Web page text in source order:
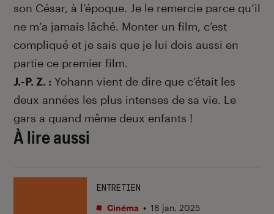
son César, à l’époque. Je le remercie parce qu’il
ne m’a jamais lâché. Monter un film, c’est
compliqué et je sais que je lui dois aussi en
partie ce premier film.
J.-P. Z. : Yohann vient de dire que c’était les
deux années les plus intenses de sa vie. Le
gars a quand même deux enfants !
À lire aussi
ENTRETIEN
Cinéma • 18 jan. 2025